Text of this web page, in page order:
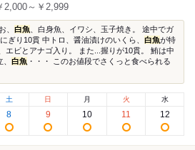
2,000～￥2,999
、 白魚 、白身魚、イワシ、玉子焼き。 途中でガ
ぎり10貫 中トロ、醤油漬けのいくら、 白魚が特
エビとアナゴ入り。 また...握りが10貫。 鮪は中
白魚 ・・・ このお値段でさくっと食べられる
土
8
日
9
月
10
火
11
水
12